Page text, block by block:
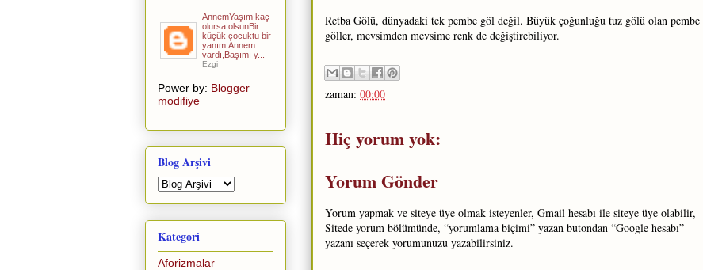
Retba Gölü, dünyadaki tek pembe göl değil. Büyük çoğunluğu tuz gölü olan pembe
göller, mevsimden mevsime renk de değiştirebiliyor.
zaman: 00:00
Hiç yorum yok:
Yorum Gönder
Yorum yapmak ve siteye üye olmak isteyenler, Gmail hesabı ile siteye üye olabilir,
Sitede yorum bölümünde, “yorumlama biçimi” yazan butondan “Google hesabı”
yazanı seçerek yorumunuzu yazabilirsiniz.
AnnemYaşım kaç
olursa olsunBir
küçük çocuktu bir
yanım.Annem
vardı,Başımı y...
Ezgi
Power by: Blogger
modifiye
Blog Arşivi
Kategori
Aforizmalar